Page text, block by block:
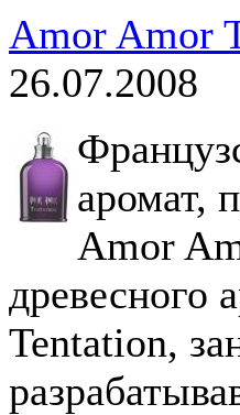
Amor Amor
26.07.2008
аромат,
Amor
древесного
Tentation,